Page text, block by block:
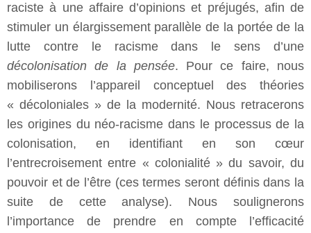
raciste à une affaire d’opinions et préjugés, afin de
stimuler un élargissement parallèle de la portée de la
lutte contre le racisme dans le sens d’une
décolonisation de la pensée. Pour ce faire, nous
mobiliserons l’appareil conceptuel des théories
« décoloniales » de la modernité. Nous retracerons
les origines du néo-racisme dans le processus de la
colonisation, en identifiant en son cœur
l’entrecroisement entre « colonialité » du savoir, du
pouvoir et de l’être (ces termes seront définis dans la
suite de cette analyse). Nous soulignerons
l’importance de prendre en compte l’efficacité